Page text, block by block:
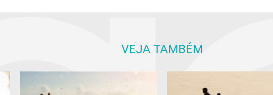
VEJA TAMBÉM